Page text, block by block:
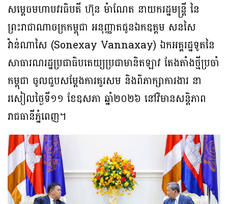
សម្តេចមហាបវរធិបតី ហ៊ុន ម៉ាណែត នាយករដ្ឋមន្ត្រី នៃ
ព្រះរាជាណាចក្រកម្ពុជា អនុញ្ញាតជូនឯកឧត្តម​ សនសៃ
វ៉ាន់ណាសៃ (Sonexay Vannaxay) ឯកអគ្គរដ្ឋទូតនៃ
សាធារណរដ្ឋប្រជាធិបតេយ្យប្រជាមានិតឡាវ តែងតាំងថ្មីប្រចាំ
កម្ពុជា ចូលជួបសម្តែងការគួរសម និងពិភាក្សាការងារ នា
រសៀលថ្ងៃទី១១ ខែឧសភា ឆ្នាំ២០២៦ នៅវិមានសន្តិភាព
រាជធានីភ្នំពេញ។